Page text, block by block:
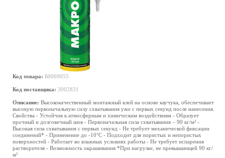
Код товара: Б0069055
Код поставщика: 3002831
Описание: Высококачественный монтажный клей на основе каучука, обеспечивает
высокую первоначальную силу схватывания уже с первых секунд после нанесения.
Свойства - Устойчив к атмосферным и химическим воздействиям - Образует
прочный и долговечный шов - Первоначальная сила схватывания – 90 кг/м² -
Высокая сила схватывания с первых секунд - Не требует механической фиксации
соединений* - Применение до -10°С - Подходит для пористых и непористых
поверхностей - Работает во влажных условиях работы - Не требует испарения
растворителя - Возможность окрашивания *При нагрузке, не превышающей 90 кг/
м²